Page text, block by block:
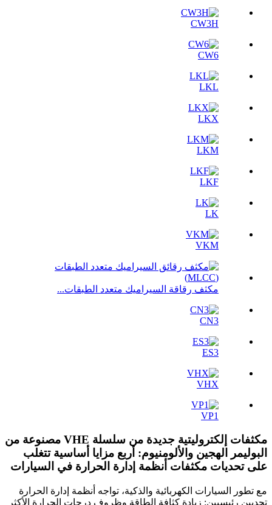
CW3H
CW6
LKL
LKX
LKM
LKF
LK
VKM
مكثف رقاقة السيراميك متعدد الطبقات...
CN3
ES3
VHX
VP1
مكثفات إلكتروليتية جديدة من سلسلة VHE مصنوعة من
البوليمر الهجين والألومنيوم: أربع مزايا أساسية تتغلب
على تحديات مكثفات أنظمة إدارة الحرارة في السيارات
مع تطور السيارات الكهربائية والذكية، تواجه أنظمة إدارة الحرارة
تحديين رئيسيين: زيادة كثافة الطاقة وظروف درجات الحرارة الأكثر